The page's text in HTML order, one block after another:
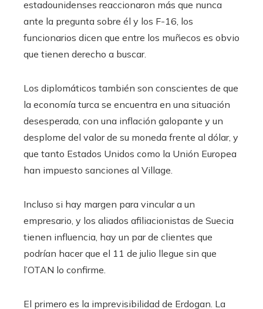
estadounidenses reaccionaron más que nunca
ante la pregunta sobre él y los F-16, los
funcionarios dicen que entre los muñecos es obvio
que tienen derecho a buscar.
Los diplomáticos también son conscientes de que
la economía turca se encuentra en una situación
desesperada, con una inflación galopante y un
desplome del valor de su moneda frente al dólar, y
que tanto Estados Unidos como la Unión Europea
han impuesto sanciones al Village.
Incluso si hay margen para vincular a un
empresario, y los aliados afiliacionistas de Suecia
tienen influencia, hay un par de clientes que
podrían hacer que el 11 de julio llegue sin que
l’OTAN lo confirme.
El primero es la imprevisibilidad de Erdogan. La